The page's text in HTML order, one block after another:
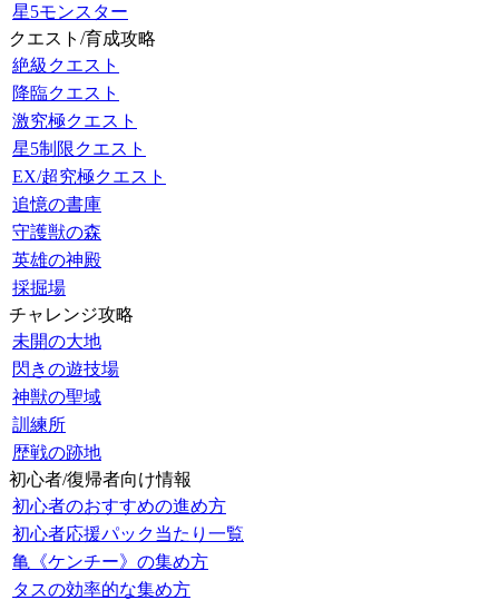
星5モンスター
クエスト/育成攻略
絶級クエスト
降臨クエスト
激究極クエスト
星5制限クエスト
EX/超究極クエスト
追憶の書庫
守護獣の森
英雄の神殿
採掘場
チャレンジ攻略
未開の大地
閃きの遊技場
神獣の聖域
訓練所
歴戦の跡地
初心者/復帰者向け情報
初心者のおすすめの進め方
初心者応援パック当たり一覧
亀《ケンチー》の集め方
タスの効率的な集め方